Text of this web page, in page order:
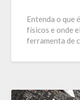
Entenda o que
físicos e onde
ferramenta de